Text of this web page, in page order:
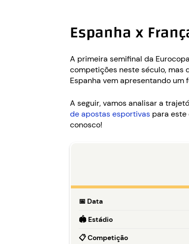
Espanha x
A primeira semifinal da
competições neste século, mas
Espanha vem apresentando
A seguir, vamos analisar a
de apostas esportivas para
conosco!
📅 Data
🏟️ Estádio
📋Competição